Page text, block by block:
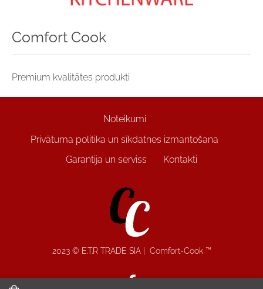
Comfort Cook
Premium kvalitātes produkti
Noteikumi
Privātuma politika un sīkdatnes izmantošana
Garantija un serviss
Kontakti
2023 © E.T.R TRADE SIA | Comfort-Cook ™